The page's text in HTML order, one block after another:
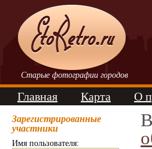
Старые фотографии городов
Главная Карта О
Зарегистрированные
участники
Имя пользователя: